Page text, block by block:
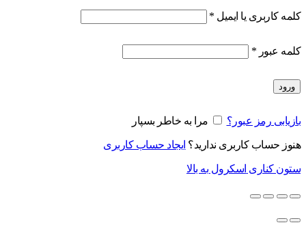
کلمه کاربری یا ایمیل *
کلمه عبور *
ورود
بازیابی رمز عبور؟ مرا به خاطر بسپار
هنوز حساب کاربری ندارید؟ ایجاد حساب کاربری
ستون کناری اسکرول به بالا